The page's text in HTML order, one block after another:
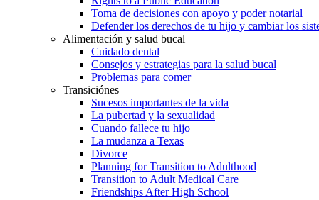
Toma de decisiones con apoyo y poder notarial
Defender los derechos de tu hijo y cambiar los
Alimentación y salud bucal
Cuidado dental
Consejos y estrategias para la salud bucal
Problemas para comer
Transiciónes
Sucesos importantes de la vida
La pubertad y la sexualidad
Cuando fallece tu hijo
La mudanza a Texas
Divorce
Planning for Transition to Adulthood
Transition to Adult Medical Care
Friendships After High School